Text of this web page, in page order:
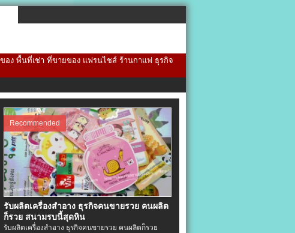
อง พื้นที่เช่า ที่ขายของ แฟรนไชส์ ร้านกาแฟ ธุรกิจ
Recommended
รับผลิตเครื่องสําอาง ธุรกิจคนขายรวย คนผลิต
ก็รวย สนามรบนี้สุดหิน
รับผลิตเครื่องสําอาง ธุรกิจคนขายรวย คนผลิตก็รวย